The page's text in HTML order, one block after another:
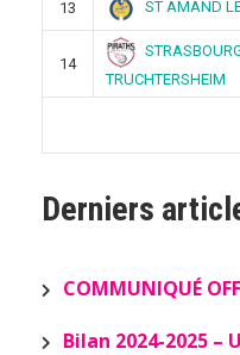
13 ST AMAND
14
TRUCHTERSHEIM
Derniers
COMMUNIQUÉ
Bilan 2024-2025 –